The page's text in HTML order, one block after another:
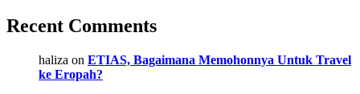
Recent Comments
haliza on ETIAS, Bagaimana Memohonnya Untuk Travel
ke Eropah?